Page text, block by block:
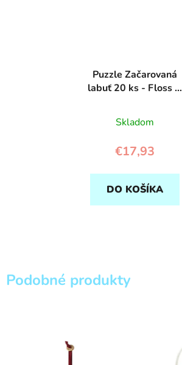
Puzzle Začarovaná
labuť 20 ks - Floss &
Skladom
€17,93
DO KOŠÍKA
Podobné produkty